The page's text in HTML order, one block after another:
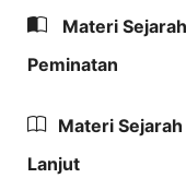
Materi Sejarah
Peminatan
Materi
Lanjut